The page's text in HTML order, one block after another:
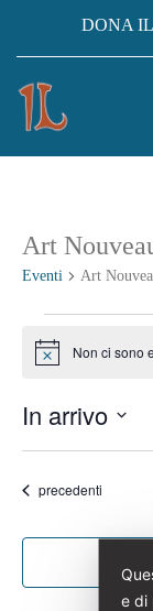
DONA
Art
Eventi Art
Eventi
Notice Non ci sono
In arrivo
data.
Eventi
precedenti
e di